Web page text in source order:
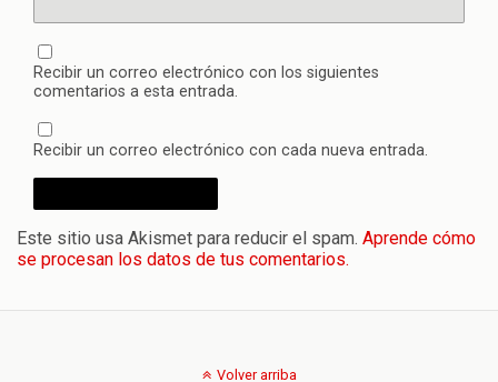
Recibir un correo electrónico con los siguientes
comentarios a esta entrada.
Recibir un correo electrónico con cada nueva entrada.
Este sitio usa Akismet para reducir el spam. Aprende cómo
se procesan los datos de tus comentarios.
Volver arriba